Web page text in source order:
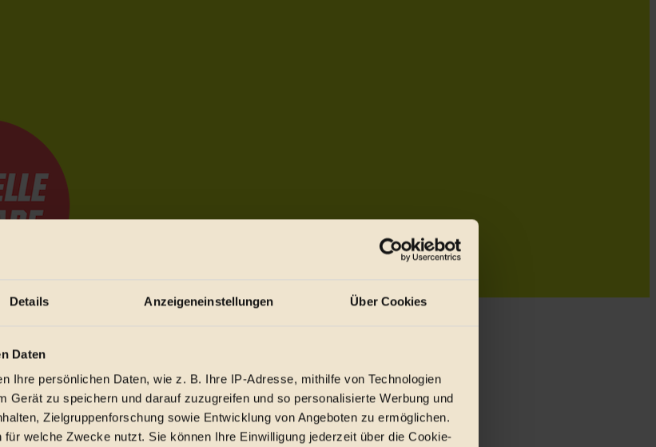
Details Anzeigeneinstellungen Über Cookies
Daten
Ihre persönlichen Daten, wie z. B. Ihre IP-Adresse, mithilfe von Technologien
Gerät zu speichern und darauf zuzugreifen und so personalisierte Werbung und
Zielgruppenforschung sowie Entwicklung von Angeboten zu ermöglichen.
welche Zwecke nutzt. Sie können Ihre Einwilligung jederzeit über die Cookie-
festzuhalten.
zu Hause.
dir zurückkommen.